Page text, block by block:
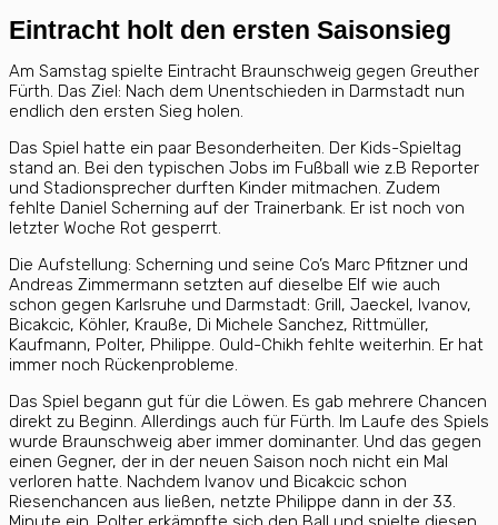
Eintracht holt den ersten Saisonsieg
Am Samstag spielte Eintracht Braunschweig gegen Greuther
Fürth. Das Ziel: Nach dem Unentschieden in Darmstadt nun
endlich den ersten Sieg holen.
Das Spiel hatte ein paar Besonderheiten. Der Kids-Spieltag
stand an. Bei den typischen Jobs im Fußball wie z.B Reporter
und Stadionsprecher durften Kinder mitmachen. Zudem
fehlte Daniel Scherning auf der Trainerbank. Er ist noch von
letzter Woche Rot gesperrt.
Die Aufstellung: Scherning und seine Co’s Marc Pfitzner und
Andreas Zimmermann setzten auf dieselbe Elf wie auch
schon gegen Karlsruhe und Darmstadt: Grill, Jaeckel, Ivanov,
Bicakcic, Köhler, Krauße, Di Michele Sanchez, Rittmüller,
Kaufmann, Polter, Philippe. Ould-Chikh fehlte weiterhin. Er hat
immer noch Rückenprobleme.
Das Spiel begann gut für die Löwen. Es gab mehrere Chancen
direkt zu Beginn. Allerdings auch für Fürth. Im Laufe des Spiels
wurde Braunschweig aber immer dominanter. Und das gegen
einen Gegner, der in der neuen Saison noch nicht ein Mal
verloren hatte. Nachdem Ivanov und Bicakcic schon
Riesenchancen aus ließen, netzte Philippe dann in der 33.